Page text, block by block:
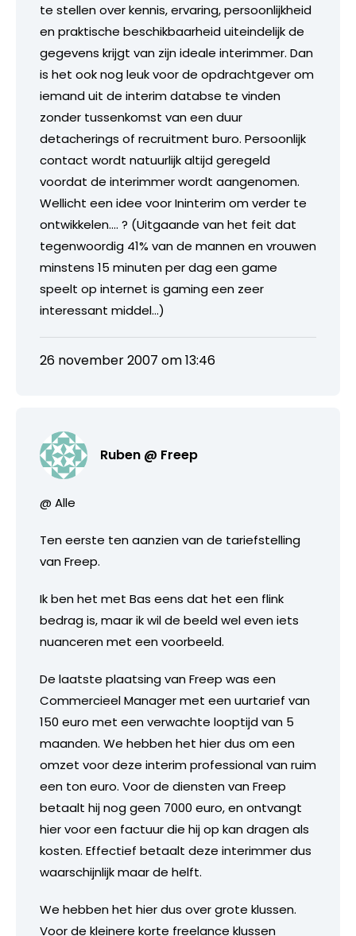
te stellen over kennis, ervaring, persoonlijkheid
en praktische beschikbaarheid uiteindelijk de
gegevens krijgt van zijn ideale interimmer. Dan
is het ook nog leuk voor de opdrachtgever om
iemand uit de interim databse te vinden
zonder tussenkomst van een duur
detacherings of recruitment buro. Persoonlijk
contact wordt natuurlijk altijd geregeld
voordat de interimmer wordt aangenomen.
Wellicht een idee voor Ininterim om verder te
ontwikkelen…. ? (Uitgaande van het feit dat
tegenwoordig 41% van de mannen en vrouwen
minstens 15 minuten per dag een game
speelt op internet is gaming een zeer
interessant middel…)
26 november 2007 om 13:46
Ruben @ Freep
@ Alle
Ten eerste ten aanzien van de tariefstelling
van Freep.
Ik ben het met Bas eens dat het een flink
bedrag is, maar ik wil de beeld wel even iets
nuanceren met een voorbeeld.
De laatste plaatsing van Freep was een
Commercieel Manager met een uurtarief van
150 euro met een verwachte looptijd van 5
maanden. We hebben het hier dus om een
omzet voor deze interim professional van ruim
een ton euro. Voor de diensten van Freep
betaalt hij nog geen 7000 euro, en ontvangt
hier voor een factuur die hij op kan dragen als
kosten. Effectief betaalt deze interimmer dus
waarschijnlijk maar de helft.
We hebben het hier dus over grote klussen.
Voor de kleinere korte freelance klussen